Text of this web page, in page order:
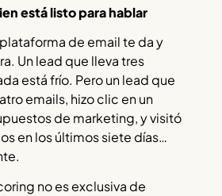
está listo para hablar
de email te da y
Un lead que lleva tres
está frío. Pero un lead que
emails, hizo clic en un
de marketing, y visitó
en los últimos siete días…
no es exclusiva de